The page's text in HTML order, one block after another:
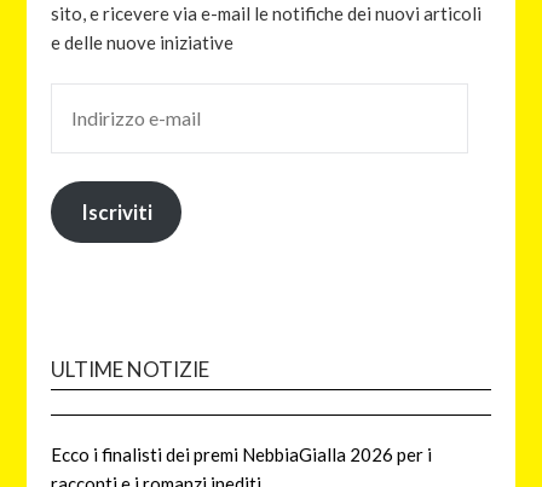
sito, e ricevere via e-mail le notifiche dei nuovi articoli
e delle nuove iniziative
Iscriviti
ULTIME NOTIZIE
Ecco i finalisti dei premi NebbiaGialla 2026 per i